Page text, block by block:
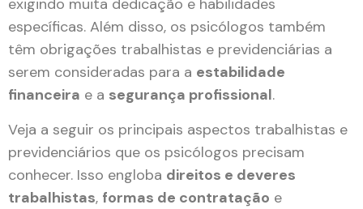
exigindo muita dedicação e habilidades
específicas. Além disso, os psicólogos também
têm obrigações trabalhistas e previdenciárias a
serem consideradas para a estabilidade
financeira e a segurança profissional.
Veja a seguir os principais aspectos trabalhistas e
previdenciários que os psicólogos precisam
conhecer. Isso engloba direitos e deveres
trabalhistas, formas de contratação e